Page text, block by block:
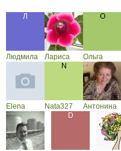
Людмила Лариса Ольга
Elena Nata327 Антонина